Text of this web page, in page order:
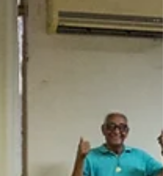
separar por cor ou seguir a etiqueta. Existem detalhes
quase invisíveis que fazem toda a diferença na
durabilidade, aparência e até